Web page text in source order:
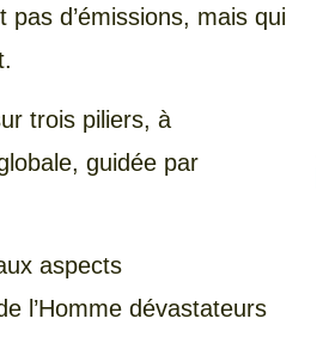
d’émissions, mais qui
trois piliers, à
guidée par
aspects
l’Homme dévastateurs